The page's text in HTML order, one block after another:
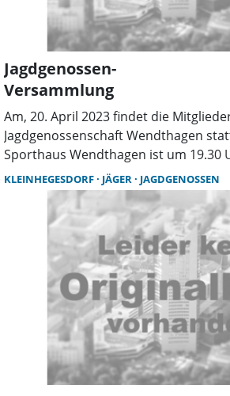
Jagdgenossen-
Versammlung
Am, 20. April 2023 findet die
Jagdgenossenschaft Wendthagen
Sporthaus Wendthagen ist um 19.30
Berichte werden vorgetragen und die
Jagdgeldes steht den Abend an.
KLEINHEGESDORF JÄGER JAGDGENOSSEN